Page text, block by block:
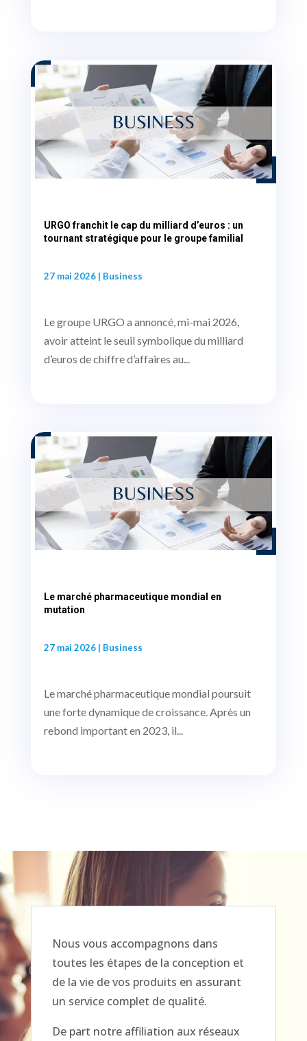
URGO franchit le cap du milliard d’euros : un
tournant stratégique pour le groupe familial
27 mai 2026| Business
Le groupe URGO a annoncé, mi-mai 2026,
avoir atteint le seuil symbolique du milliard
d’euros de chiffre d’affaires au...
Le marché pharmaceutique mondial en
mutation
27 mai 2026| Business
Le marché pharmaceutique mondial poursuit
une forte dynamique de croissance. Après un
rebond important en 2023, il...
Nous vous accompagnons dans
toutes les étapes de la conception et
de la vie de vos produits en assurant
un service complet de qualité.
De part notre affiliation aux réseaux